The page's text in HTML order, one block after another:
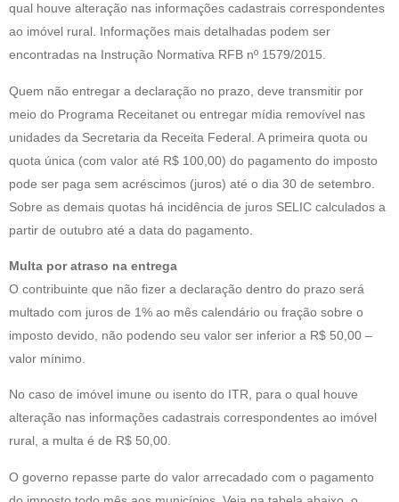
qual houve alteração nas informações cadastrais correspondentes
ao imóvel rural. Informações mais detalhadas podem ser
encontradas na Instrução Normativa RFB nº 1579/2015.
Quem não entregar a declaração no prazo, deve transmitir por
meio do Programa Receitanet ou entregar mídia removível nas
unidades da Secretaria da Receita Federal. A primeira quota ou
quota única (com valor até R$ 100,00) do pagamento do imposto
pode ser paga sem acréscimos (juros) até o dia 30 de setembro.
Sobre as demais quotas há incidência de juros SELIC calculados a
partir de outubro até a data do pagamento.
Multa por atraso na entrega
O contribuinte que não fizer a declaração dentro do prazo será
multado com juros de 1% ao mês calendário ou fração sobre o
imposto devido, não podendo seu valor ser inferior a R$ 50,00 –
valor mínimo.
No caso de imóvel imune ou isento do ITR, para o qual houve
alteração nas informações cadastrais correspondentes ao imóvel
rural, a multa é de R$ 50,00.
O governo repasse parte do valor arrecadado com o pagamento